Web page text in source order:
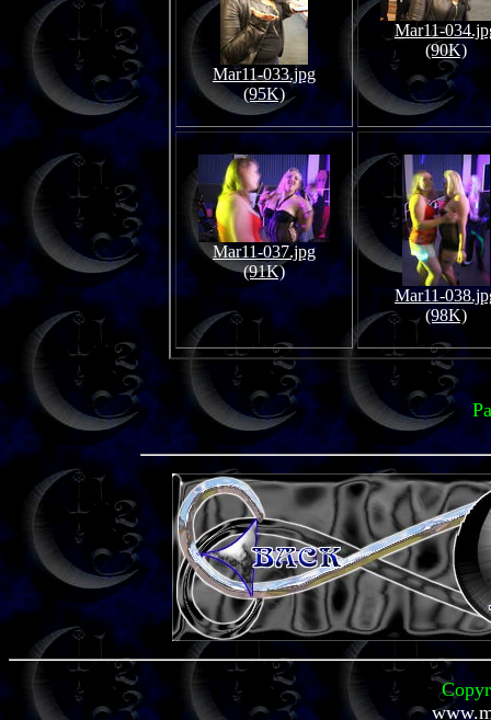
Mar11-033.jpg
(95K)
Mar11-
(90K)
Mar11-037.jpg
(91K)
Mar11-
(98K)